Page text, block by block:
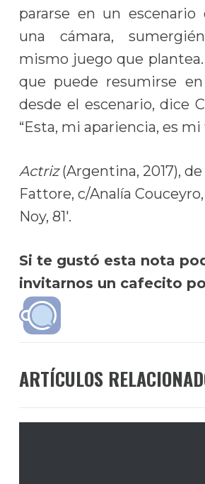
pararse en un
una cámara,
mismo juego que
que puede resumirse
desde el escenario, dice
“Esta, mi apariencia, es mi
Actriz(Argentina, 2017),
Fattore, c/Analía
Noy, 81′.
Si te gustó esta nota
invitarnos un cafecito
ARTÍCULOS